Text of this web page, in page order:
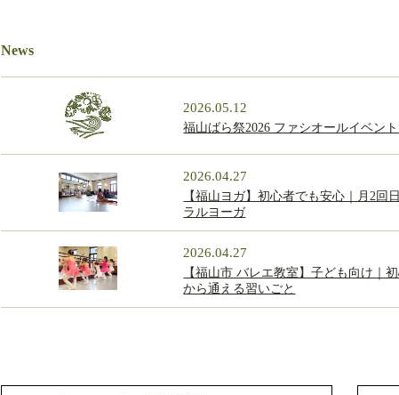
News
2026.05.12
福山ばら祭2026 ファシオールイベン
2026.04.27
【福山ヨガ】初心者でも安心｜月2回
ラルヨーガ
2026.04.27
【福山市 バレエ教室】子ども向け｜
から通える習いごと